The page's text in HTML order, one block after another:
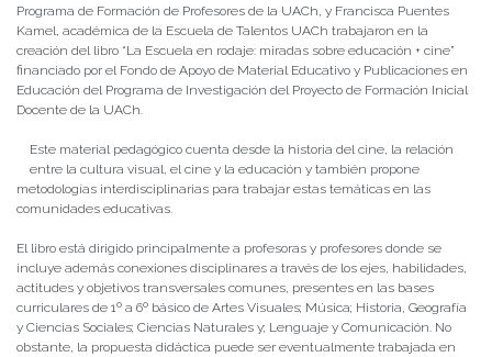
Programa de Formación de Profesores de la UACh, y Francisca Puentes
Kamel, académica de la Escuela de Talentos UACh trabajaron en la
creación del libro “La Escuela en rodaje: miradas sobre educación + cine”
financiado por el Fondo de Apoyo de Material Educativo y Publicaciones en
Educación del Programa de Investigación del Proyecto de Formación Inicial
Docente de la UACh.
Este material pedagógico cuenta desde la historia del cine, la relación
entre la cultura visual, el cine y la educación y también propone
metodologías interdisciplinarias para trabajar estas temáticas en las
comunidades educativas.
El libro está dirigido principalmente a profesoras y profesores donde se
incluye además conexiones disciplinares a través de los ejes, habilidades,
actitudes y objetivos transversales comunes, presentes en las bases
curriculares de 1º a 6º básico de Artes Visuales; Música; Historia, Geografía
y Ciencias Sociales; Ciencias Naturales y; Lenguaje y Comunicación. No
obstante, la propuesta didáctica puede ser eventualmente trabajada en